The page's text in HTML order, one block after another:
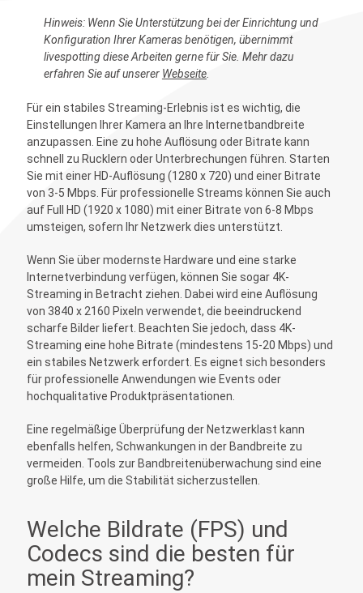
Hinweis: Wenn Sie Unterstützung bei der Einrichtung und
Konfiguration Ihrer Kameras benötigen, übernimmt
livespotting diese Arbeiten gerne für Sie. Mehr dazu
erfahren Sie auf unserer Webseite.
Für ein stabiles Streaming-Erlebnis ist es wichtig, die
Einstellungen Ihrer Kamera an Ihre Internetbandbreite
anzupassen. Eine zu hohe Auflösung oder Bitrate kann
schnell zu Rucklern oder Unterbrechungen führen. Starten
Sie mit einer HD-Auflösung (1280 x 720) und einer Bitrate
von 3-5 Mbps. Für professionelle Streams können Sie auch
auf Full HD (1920 x 1080) mit einer Bitrate von 6-8 Mbps
umsteigen, sofern Ihr Netzwerk dies unterstützt.
Wenn Sie über modernste Hardware und eine starke
Internetverbindung verfügen, können Sie sogar 4K-
Streaming in Betracht ziehen. Dabei wird eine Auflösung
von 3840 x 2160 Pixeln verwendet, die beeindruckend
scharfe Bilder liefert. Beachten Sie jedoch, dass 4K-
Streaming eine hohe Bitrate (mindestens 15-20 Mbps) und
ein stabiles Netzwerk erfordert. Es eignet sich besonders
für professionelle Anwendungen wie Events oder
hochqualitative Produktpräsentationen.
Eine regelmäßige Überprüfung der Netzwerklast kann
ebenfalls helfen, Schwankungen in der Bandbreite zu
vermeiden. Tools zur Bandbreitenüberwachung sind eine
große Hilfe, um die Stabilität sicherzustellen.
Welche Bildrate (FPS) und
Codecs sind die besten für
mein Streaming?